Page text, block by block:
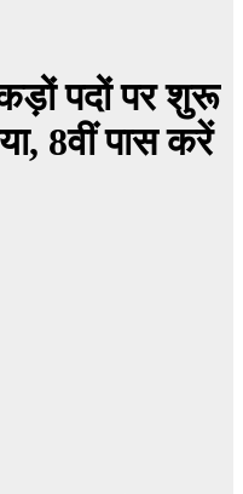
पदों पर शुरू
8वीं पास करें